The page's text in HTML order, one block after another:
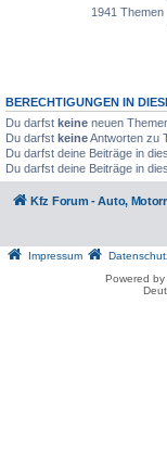
1941 Themen
BERECHTIGUNGEN IN
Du darfst keine neuen
Du darfst keineAntworten zu
Du darfst deine Beiträge in
Du darfst deine Beiträge in
Kfz Forum - Auto,
Impressum
Powered by